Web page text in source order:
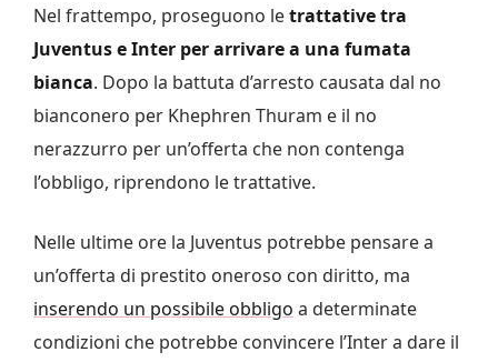
Nel frattempo, proseguono letrattative tra
Juventus e Inter per arrivare a una fumata
bianca. Dopo la battuta d’arresto causata dal no
bianconero per Khephren Thuram e il no
nerazzurro per un’offerta che non contenga
l’obbligo, riprendono le trattative.
Nelle ultime ore la Juventus potrebbe pensare a
un’offerta di prestito oneroso con diritto, ma
inserendo un possibile obbligo a determinate
condizioni che potrebbe convincere l’Inter a dare il